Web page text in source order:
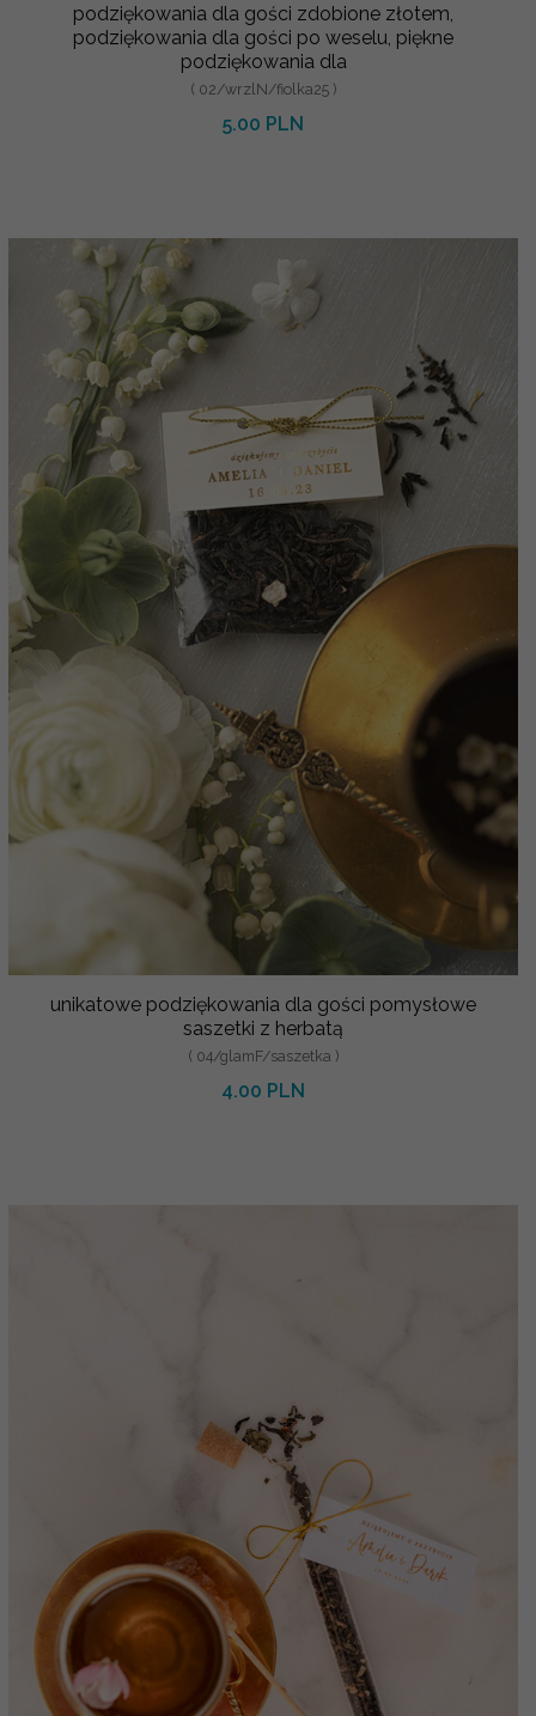
podziękowania dla gości zdobione złotem,
podziękowania dla gości po weselu, piękne
podziękowania dla
( 02/wrzlN/fiolka25 )
5.00 PLN
unikatowe podziękowania dla gości pomysłowe
saszetki z herbatą
( 04/glamF/saszetka )
4.00 PLN